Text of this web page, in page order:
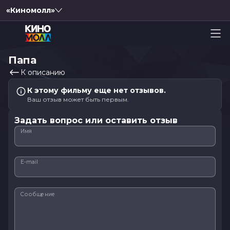
«Киномолл»
Папа
К описанию
К этому фильму еще нет отзывов.
Ваш отзыв может быть первым.
Задать вопрос или оставить отзыв
Имя
E-mail
Сообщение